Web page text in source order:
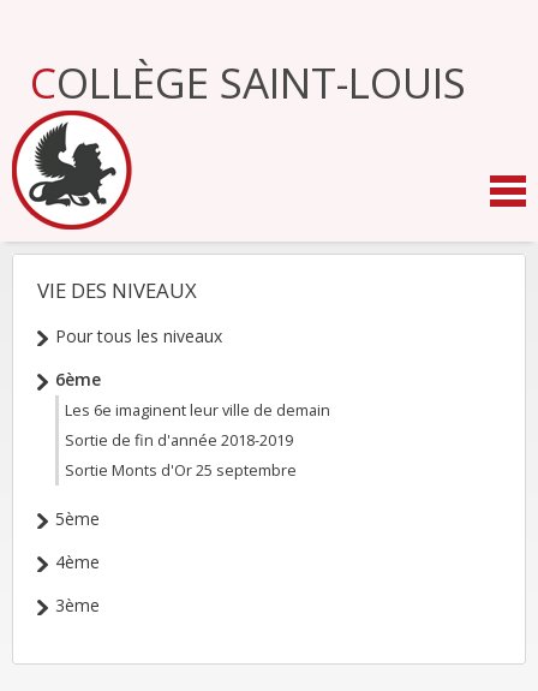
Aller
navigation
COLLÈGE SAINT-LOUIS
NAVIGATION
VIE DES NIVEAUX
Pour tous les niveaux
6ème
Les 6e imaginent leur ville de demain
Sortie de fin d'année 2018-2019
Sortie Monts d'Or 25 septembre
5ème
4ème
3ème